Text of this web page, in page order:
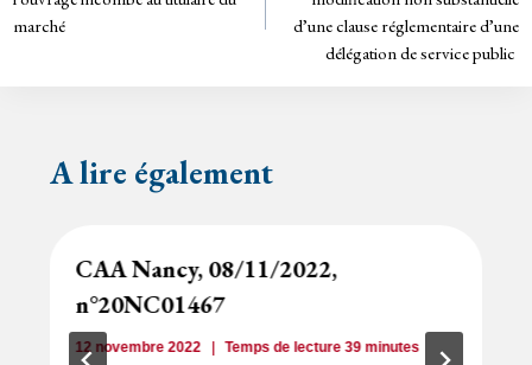
y
l’article
marché
d’une clause réglementaire d’une
délégation de service public
A lire également
CAA Nancy, 08/11/2022,
n°20NC01467
12 novembre 2022 Temps de lecture 39minutes